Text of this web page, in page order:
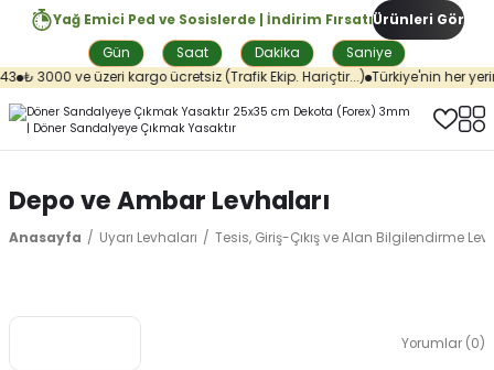
Yağ Emici Ped ve Sosislerde | İndirim Fırsatı
Gün
Saat Dakika Saniye
Ürünleri Gör
₺ 3000 ve üzeri kargo ücretsiz (Trafik Ekip. Hariçtir...) Türkiye'nin her
Depo ve Ambar Levhaları
Anasayfa Uyarı Levhaları Tesis, Giriş-Çıkış ve Alan Bilgilendirme
Yorumlar (0)